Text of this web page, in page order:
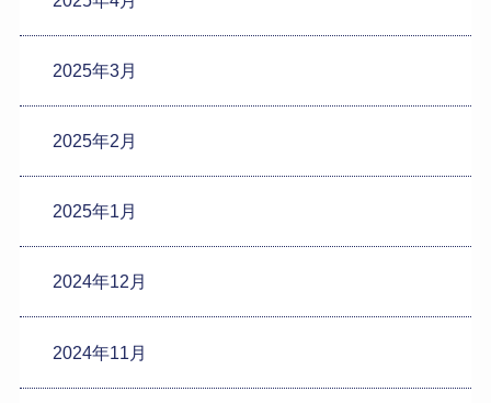
2025年3月
2025年2月
2025年1月
2024年12月
2024年11月